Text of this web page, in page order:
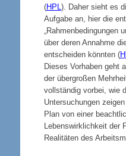
(HPL ). Daher sieht es
Aufgabe an, hier die
„Rahmenbedingungen
über deren Annahme
entscheiden könnten (
Dieses Vorhaben geht
der übergroßen
vollständig vorbei, wie
Untersuchungen zeigen
Plan von einer
Lebenswirklichkeit der
Realitäten des